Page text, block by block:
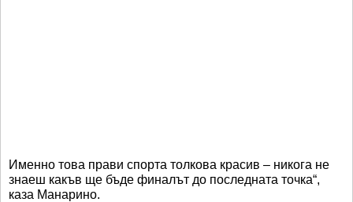
Именно това прави спорта толкова красив – никога не
знаеш какъв ще бъде финалът до последната точка“,
каза Манарино.